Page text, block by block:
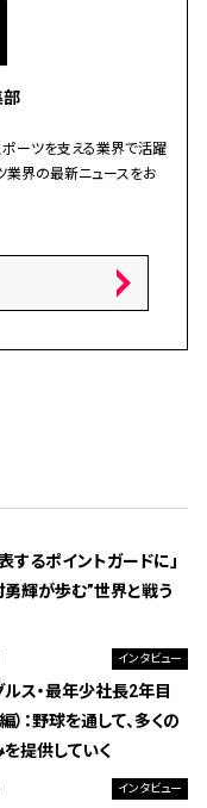
ーツを支える業界で活躍
業界の最新ニュースをお
するポイントガードに」
輝が歩む”世界と戦う
インタビュー
ス・最年少社長2年目
）：野球を通して、多くの
提供していく
インタビュー